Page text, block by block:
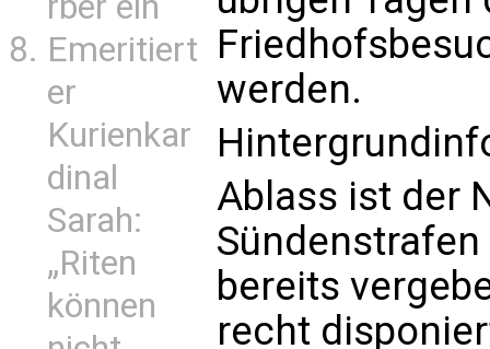
Emeritiert
er
Kurienkar
dinal
Sarah:
„Riten
können
werden.
Ablass ist der
bereits
recht